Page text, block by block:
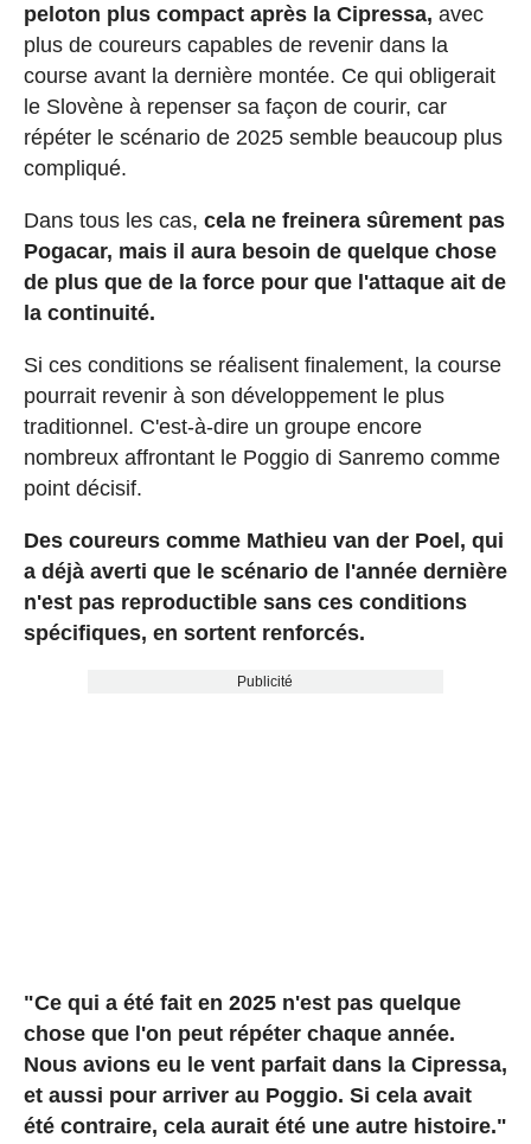
peloton plus compact après la Cipressa, avec
plus de coureurs capables de revenir dans la
course avant la dernière montée. Ce qui obligerait
le Slovène à repenser sa façon de courir, car
répéter le scénario de 2025 semble beaucoup plus
compliqué.
Dans tous les cas, cela ne freinera sûrement pas
Pogacar, mais il aura besoin de quelque chose
de plus que de la force pour que l'attaque ait de
la continuité.
Si ces conditions se réalisent finalement, la course
pourrait revenir à son développement le plus
traditionnel. C'est-à-dire un groupe encore
nombreux affrontant le Poggio di Sanremo comme
point décisif.
Des coureurs comme Mathieu van der Poel, qui
a déjà averti que le scénario de l'année dernière
n'est pas reproductible sans ces conditions
spécifiques, en sortent renforcés.
Publicité
"Ce qui a été fait en 2025 n'est pas quelque
chose que l'on peut répéter chaque année.
Nous avions eu le vent parfait dans la Cipressa,
et aussi pour arriver au Poggio. Si cela avait
été contraire, cela aurait été une autre histoire."